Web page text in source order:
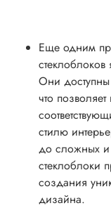
Еще одним
Они
что
стилю
до сложных и
стеклоблоки
создания
дизайна.